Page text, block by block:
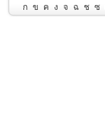
ก ข ค ง จ ฉ ช ซ